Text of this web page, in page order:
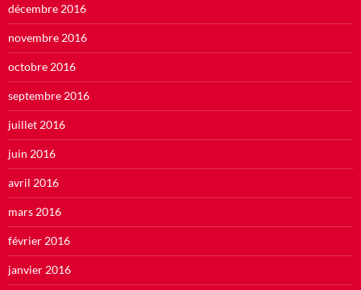
décembre 2016
novembre 2016
octobre 2016
septembre 2016
juillet 2016
juin 2016
avril 2016
mars 2016
février 2016
janvier 2016